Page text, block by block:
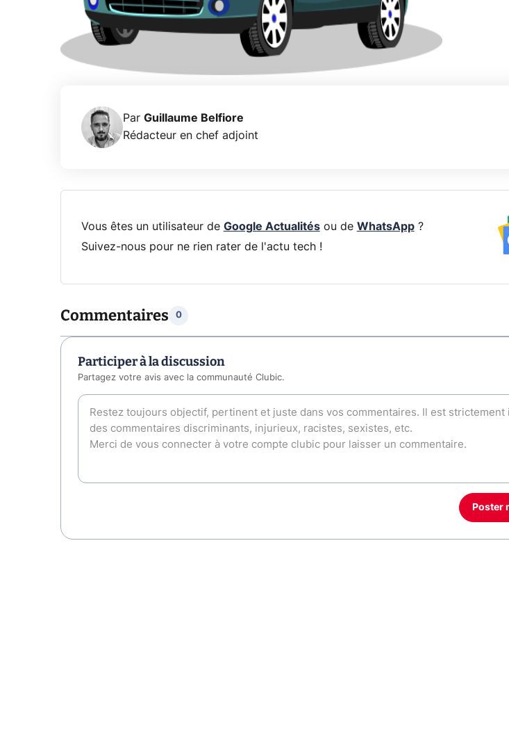
Par Guillaume Belfiore
Rédacteur en chef adjoint
Vous êtes un utilisateur de Google Actualitésou de WhatsApp?
Suivez-nous pour ne rien rater de l'actu tech !
Commentaires 0
Participer à la discussion
Partagez votre avis avec la communauté Clubic.
Poster